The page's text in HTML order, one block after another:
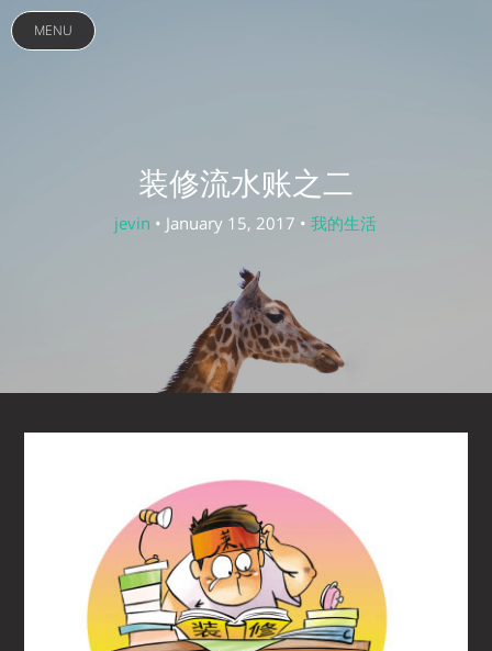
MENU
装修流水账之二
jevin • January 15, 2017 • 我的生活